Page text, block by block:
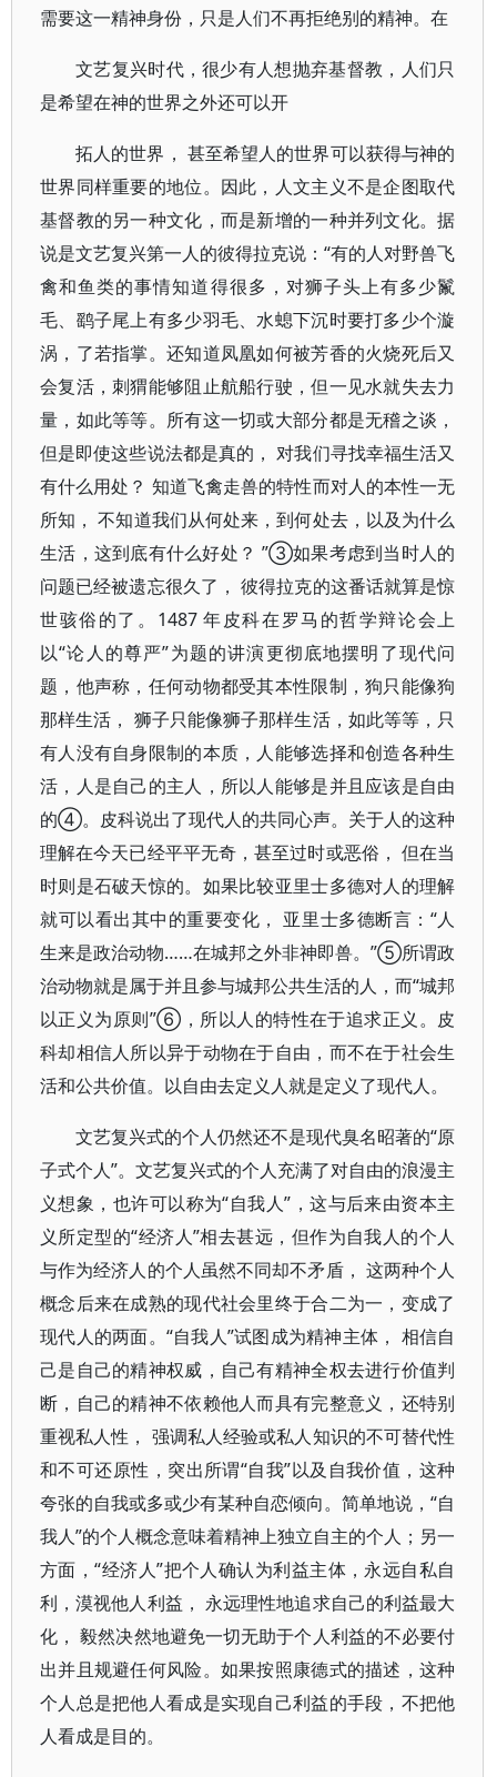
需要这一精神身份，只是人们不再拒绝别的精神。在
文艺复兴时代，很少有人想抛弃基督教，人们只
是希望在神的世界之外还可以开
拓人的世界， 甚至希望人的世界可以获得与神的
世界同样重要的地位。因此，人文主义不是企图取代
基督教的另一种文化，而是新增的一种并列文化。据
说是文艺复兴第一人的彼得拉克说：“有的人对野兽飞
禽和鱼类的事情知道得很多，对狮子头上有多少鬣
毛、鹞子尾上有多少羽毛、水螅下沉时要打多少个漩
涡，了若指掌。还知道凤凰如何被芳香的火烧死后又
会复活，刺猬能够阻止航船行驶，但一见水就失去力
量，如此等等。所有这一切或大部分都是无稽之谈，
但是即使这些说法都是真的， 对我们寻找幸福生活又
有什么用处？ 知道飞禽走兽的特性而对人的本性一无
所知， 不知道我们从何处来，到何处去，以及为什么
生活，这到底有什么好处？ ”③如果考虑到当时人的
问题已经被遗忘很久了， 彼得拉克的这番话就算是惊
世骇俗的了。1487 年皮科在罗马的哲学辩论会上
以“论人的尊严”为题的讲演更彻底地摆明了现代问
题，他声称，任何动物都受其本性限制，狗只能像狗
那样生活， 狮子只能像狮子那样生活，如此等等，只
有人没有自身限制的本质，人能够选择和创造各种生
活，人是自己的主人，所以人能够是并且应该是自由
的④。皮科说出了现代人的共同心声。关于人的这种
理解在今天已经平平无奇，甚至过时或恶俗， 但在当
时则是石破天惊的。如果比较亚里士多德对人的理解
就可以看出其中的重要变化， 亚里士多德断言：“人
生来是政治动物……在城邦之外非神即兽。”⑤所谓政
治动物就是属于并且参与城邦公共生活的人，而“城邦
以正义为原则”⑥，所以人的特性在于追求正义。皮
科却相信人所以异于动物在于自由，而不在于社会生
活和公共价值。以自由去定义人就是定义了现代人。
文艺复兴式的个人仍然还不是现代臭名昭著的“原
子式个人”。文艺复兴式的个人充满了对自由的浪漫主
义想象，也许可以称为“自我人”，这与后来由资本主
义所定型的“经济人”相去甚远，但作为自我人的个人
与作为经济人的个人虽然不同却不矛盾， 这两种个人
概念后来在成熟的现代社会里终于合二为一，变成了
现代人的两面。“自我人”试图成为精神主体， 相信自
己是自己的精神权威，自己有精神全权去进行价值判
断，自己的精神不依赖他人而具有完整意义，还特别
重视私人性， 强调私人经验或私人知识的不可替代性
和不可还原性，突出所谓“自我”以及自我价值，这种
夸张的自我或多或少有某种自恋倾向。简单地说，“自
我人”的个人概念意味着精神上独立自主的个人；另一
方面，“经济人”把个人确认为利益主体，永远自私自
利，漠视他人利益， 永远理性地追求自己的利益最大
化， 毅然决然地避免一切无助于个人利益的不必要付
出并且规避任何风险。如果按照康德式的描述，这种
个人总是把他人看成是实现自己利益的手段，不把他
人看成是目的。